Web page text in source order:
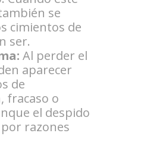
se
cimientos de
ser.
Al perder el
aparecer
de
fracaso o
el despido
razones